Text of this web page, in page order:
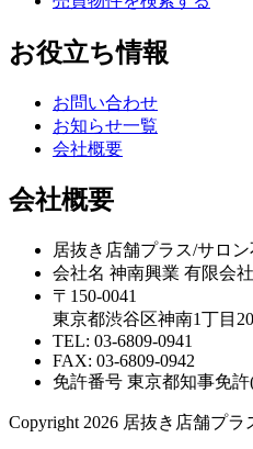
お役立ち情報
お問い合わせ
お知らせ一覧
会社概要
会社概要
居抜き店舗プラス/サロ
会社名 神南興業 有限会社
〒150-0041
東京都渋谷区神南1丁目
TEL: 03-6809-0941
FAX: 03-6809-0942
免許番号 東京都知事免許
Copyright 2026 居抜き店舗プラ